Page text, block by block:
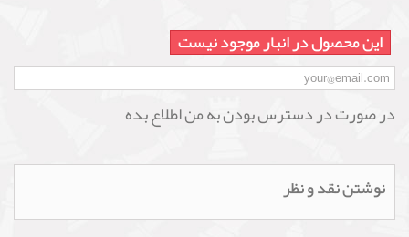
این محصول در انبار موجود نیست
در صورت در دسترس بودن به من اطلاع بده
نوشتن نقد و نظر